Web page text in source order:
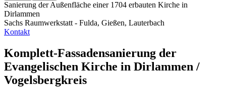
Sanierung der Außenfläche einer 1704 erbauten Kirche in
Dirlammen
Sachs Raumwerkstatt - Fulda, Gießen, Lauterbach
Kontakt
Komplett-Fassadensanierung der
Evangelischen Kirche in Dirlammen /
Vogelsbergkreis